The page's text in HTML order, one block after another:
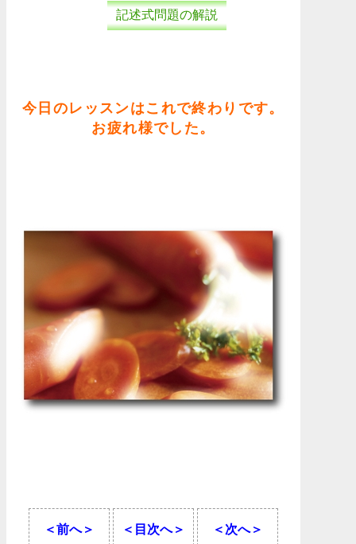
記述式問題の解説
今日のレッスンはこれで終わりです。
お疲れ様でした。
＜前へ＞ ＜目次へ＞ ＜次へ＞